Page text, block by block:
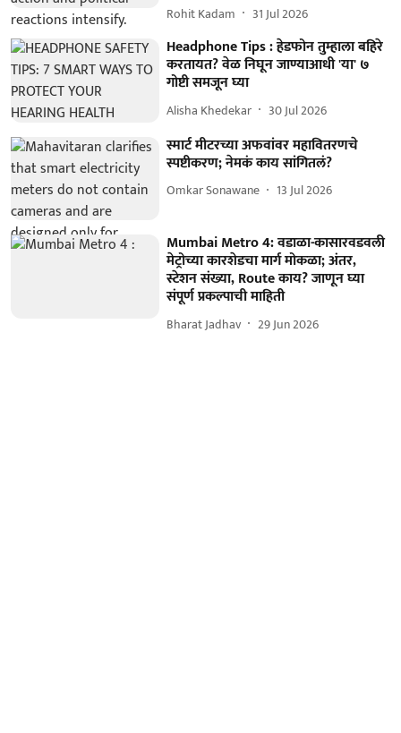
Rohit Kadam 31 Jul 2026
Headphone Tips : हेडफोन तुम्हाला बहिरे
करतायत? वेळ निघून जाण्याआधी 'या' ७
गोष्टी समजून घ्या
Alisha Khedekar 30 Jul 2026
स्मार्ट मीटरच्या अफवांवर महावितरणचे
स्पष्टीकरण; नेमकं काय सांगितलं?
Omkar Sonawane 13 Jul 2026
Mumbai Metro 4: वडाळा-कासारवडवली
मेट्रोच्या कारशेडचा मार्ग मोकळा; अंतर,
स्टेशन संख्या, Route काय? जाणून घ्या
संपूर्ण प्रकल्पाची माहिती
Bharat Jadhav 29 Jun 2026